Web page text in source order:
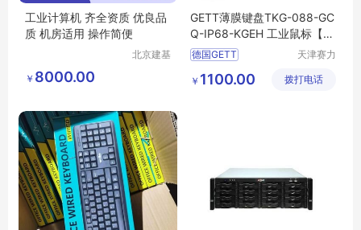
工业计算机 齐全资质 优良品
质 机房适用 操作简便
北京建基
￥ 8000.00
GETT薄膜键盘TKG-088-GC
Q-IP68-KGEH 工业鼠标【供
应】
德国GETT
GETT工业鼠标
天津赛力
科技有限
￥ 1100.00 拨打电话